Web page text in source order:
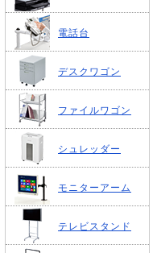
電話台
デスクワゴン
ファイルワゴン
シュレッダー
モニターアーム
テレビスタンド